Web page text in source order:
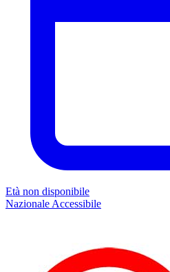
Età non disponibile
Nazionale Accessibile